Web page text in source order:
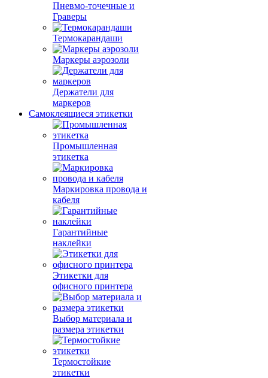
Пневмо-точечные и
Граверы
Термокарандаши
Маркеры аэрозоли
Держатели для
маркеров
Самоклеящиеся этикетки
Промышленная
этикетка
Маркировка провода и
кабеля
Гарантийные
наклейки
Этикетки для
офисного принтера
Выбор материала и
размера этикетки
Термостойкие
этикетки